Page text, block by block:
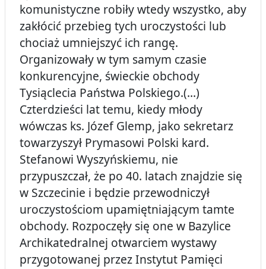
komunistyczne robiły wtedy wszystko, aby
zakłócić przebieg tych uroczystości lub
chociaż umniejszyć ich rangę.
Organizowały w tym samym czasie
konkurencyjne, świeckie obchody
Tysiąclecia Państwa Polskiego.(...)
Czterdzieści lat temu, kiedy młody
wówczas ks. Józef Glemp, jako sekretarz
towarzyszył Prymasowi Polski kard.
Stefanowi Wyszyńskiemu, nie
przypuszczał, że po 40. latach znajdzie się
w Szczecinie i będzie przewodniczył
uroczystościom upamiętniającym tamte
obchody. Rozpoczęły się one w Bazylice
Archikatedralnej otwarciem wystawy
przygotowanej przez Instytut Pamięci